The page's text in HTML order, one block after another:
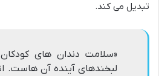
تبدیل می کند.
«سلامت دندان های
لبخندهای آینده آن هاست.